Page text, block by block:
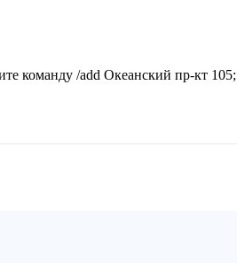
команду /add Океанский пр-кт 105;